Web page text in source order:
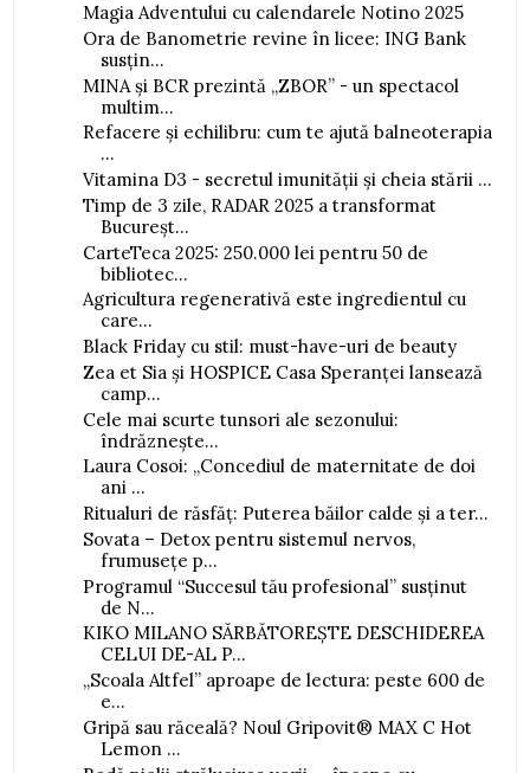
Magia Adventului cu calendarele Notino 2025
Ora de Banometrie revine în licee: ING Bank
susțin...
MINA și BCR prezintă „ZBOR” - un spectacol
multim...
Refacere și echilibru: cum te ajută balneoterapia
...
Vitamina D3 - secretul imunității și cheia stării ...
Timp de 3 zile, RADAR 2025 a transformat
Bucureșt...
CarteTeca 2025: 250.000 lei pentru 50 de
bibliotec...
Agricultura regenerativă este ingredientul cu
care...
Black Friday cu stil: must-have-uri de beauty
Zea et Sia și HOSPICE Casa Speranței lansează
camp...
Cele mai scurte tunsori ale sezonului:
îndrăznește...
Laura Cosoi: „Concediul de maternitate de doi
ani ...
Ritualuri de răsfăț: Puterea băilor calde și a ter...
Sovata – Detox pentru sistemul nervos,
frumusețe p...
Programul “Succesul tău profesional” susținut
de N...
KIKO MILANO SĂRBĂTOREȘTE DESCHIDEREA
CELUI DE-AL P...
„Scoala Altfel” aproape de lectura: peste 600 de
e...
Gripă sau răceală? Noul Gripovit® MAX C Hot
Lemon ...